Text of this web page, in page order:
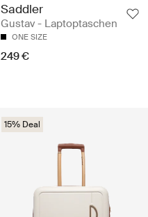
Saddler
Gustav - Laptoptaschen
ONE SIZE
249 €
15% Deal